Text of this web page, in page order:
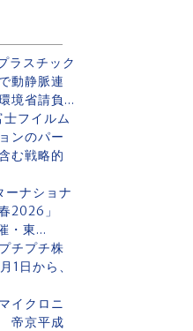
スチック
動静脈連
境省請負...
フイルム
ンのパー
む戦略的
ーナショナ
春2026」
・東...
チプチ株
1日から、
イクロニ
帝京平成